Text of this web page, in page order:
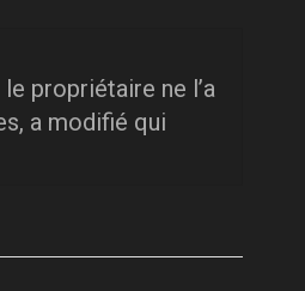
propriétaire ne l’a
a modifié qui